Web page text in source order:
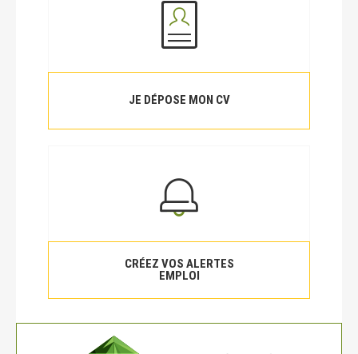
JE DÉPOSE MON CV
CRÉEZ VOS ALERTES
EMPLOI